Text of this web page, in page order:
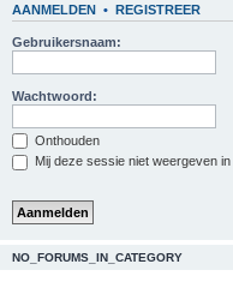
AANMELDEN • REGISTREER
Gebruikersnaam:
Wachtwoord:
Onthouden
Mij deze sessie niet weergeven
NO_FORUMS_IN_CATEGORY